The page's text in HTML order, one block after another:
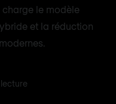
le modèle
et la réduction
lecture